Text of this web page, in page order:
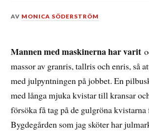
DEN
2014
AV MONICA SÖDERSTRÖM
Mannen med maskinerna har varit
massor av granris, tallris och enris, så
med julpyntningen på jobbet. En
med långa mjuka kvistar till kransar
försöka få tag på de gulgröna
Bygdegården som jag sköter har